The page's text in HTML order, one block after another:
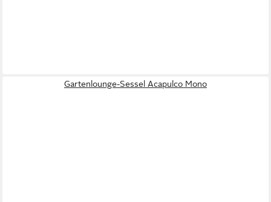
Gartenlounge-Sessel Acapulco Mono